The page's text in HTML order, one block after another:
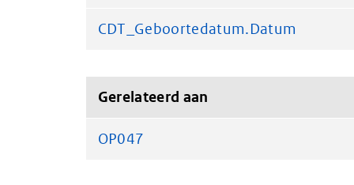
CDT_Geboortedatum.Datum
Gerelateerd aan
OP047